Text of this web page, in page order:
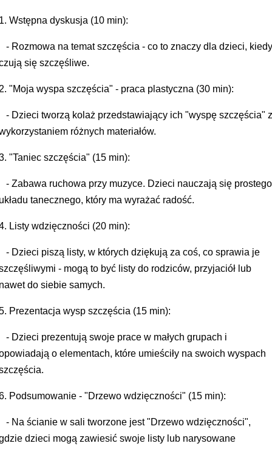
Wstępna dyskusja (10 min):
- Rozmowa na temat szczęścia - co to znaczy dla dzieci,
się szczęśliwe.
"Moja wyspa szczęścia" - praca plastyczna (30 min):
- Dzieci tworzą kolaż przedstawiający ich "wyspę szczęścia"
różnych materiałów.
"Taniec szczęścia" (15 min):
- Zabawa ruchowa przy muzyce. Dzieci nauczają się prostego
tanecznego, który ma wyrażać radość.
Listy wdzięczności (20 min):
- Dzieci piszą listy, w których dziękują za coś, co sprawia je
- mogą to być listy do rodziców, przyjaciół lub
do siebie samych.
Prezentacja wysp szczęścia (15 min):
- Dzieci prezentują swoje prace w małych grupach i
o elementach, które umieściły na swoich wyspach
Podsumowanie - "Drzewo wdzięczności" (15 min):
- Na ścianie w sali tworzone jest "Drzewo wdzięczności",
dzieci mogą zawiesić swoje listy lub narysowane